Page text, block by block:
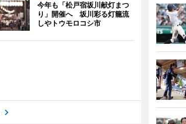
今年も「松戸宿坂川献灯まつ
り」開催へ 坂川彩る灯籠流
しやトウモロコシ市